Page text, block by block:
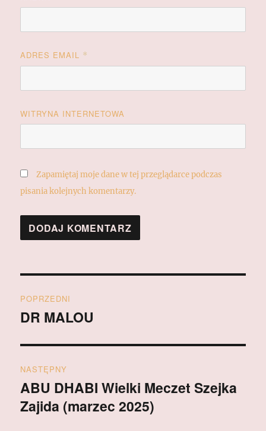
ADRES EMAIL *
WITRYNA INTERNETOWA
Zapamiętaj moje dane w tej przeglądarce podczas
pisania kolejnych komentarzy.
wpisu
POPRZEDNI
Poprzedni
DR MALOU
NASTĘPNY
Następny
wpis:
ABU DHABI Wielki Meczet Szejka
Zajida (marzec 2025)